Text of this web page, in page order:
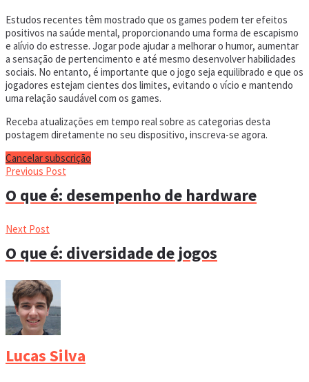
Estudos recentes têm mostrado que os games podem ter efeitos
positivos na saúde mental, proporcionando uma forma de escapismo
e alívio do estresse. Jogar pode ajudar a melhorar o humor, aumentar
a sensação de pertencimento e até mesmo desenvolver habilidades
sociais. No entanto, é importante que o jogo seja equilibrado e que os
jogadores estejam cientes dos limites, evitando o vício e mantendo
uma relação saudável com os games.
Receba atualizações em tempo real sobre as categorias desta
postagem diretamente no seu dispositivo, inscreva-se agora.
Cancelar subscrição
Previous Post
O que é: desempenho de hardware
Next Post
O que é: diversidade de jogos
Lucas Silva